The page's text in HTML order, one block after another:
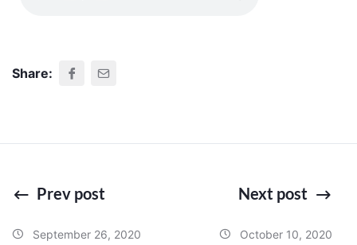
Share:
Prev post
September 26, 2020
Next post
October 10, 2020